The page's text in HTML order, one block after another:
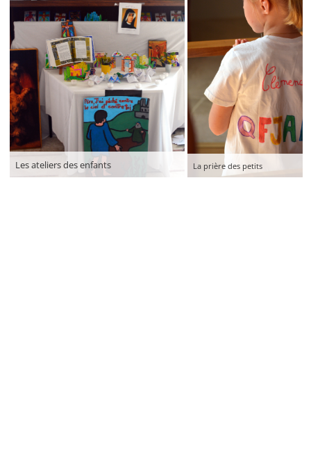
Les ateliers des enfants La prière des petits